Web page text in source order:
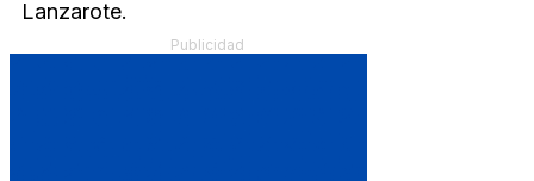
Lanzarote.
Publicidad